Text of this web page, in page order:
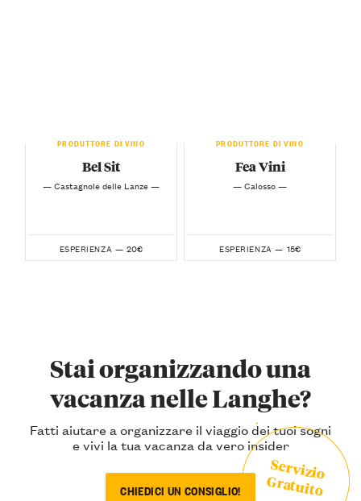
PRODUTTORE DI VINO
Bel Sit
— Castagnole delle Lanze —
ESPERIENZA — 20€
PRODUTTORE DI VINO
Fea Vini
— Calosso —
ESPERIENZA — 15€
Stai organizzando una
vacanza nelle Langhe?
Fatti aiutare a organizzare il viaggio dei tuoi sogni
e vivi la tua vacanza da vero insider
CHIEDICI UN CONSIGLIO!
Servizio
Gratuito